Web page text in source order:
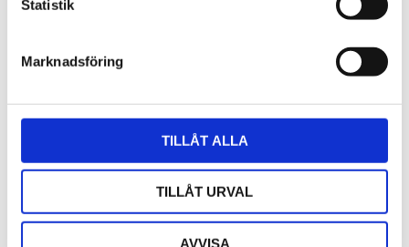
Statistik
Marknadsföring
TILLÅT ALLA
TILLÅT URVAL
AVVISA
Bli den första att lämna ett omdöme.